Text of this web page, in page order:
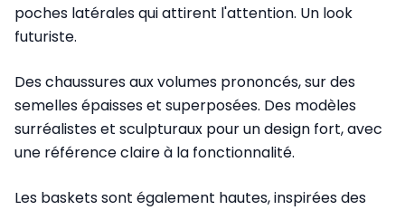
poches latérales qui attirent l'attention. Un look
futuriste.
Des chaussures aux volumes prononcés, sur des
semelles épaisses et superposées. Des modèles
surréalistes et sculpturaux pour un design fort, avec
une référence claire à la fonctionnalité.
Les baskets sont également hautes, inspirées des